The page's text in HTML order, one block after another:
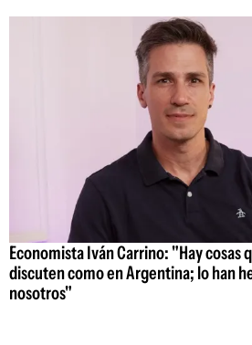
Economista Iván Carrino: "Hay cosas
discuten como en Argentina; lo han
nosotros"